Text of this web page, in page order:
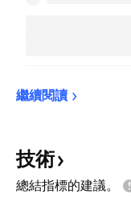
繼續閱讀
技術
總結指標的建議。